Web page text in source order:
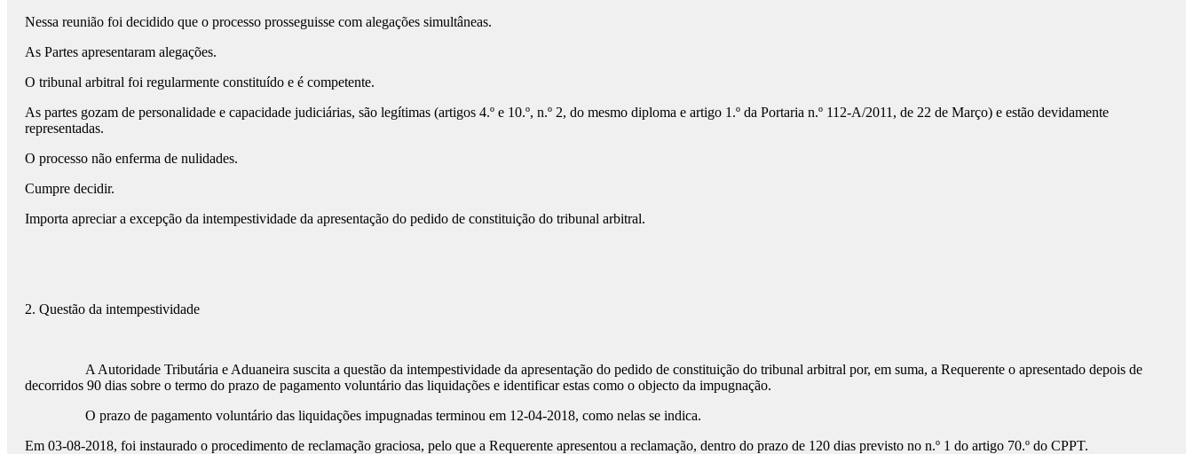
Nessa reunião foi decidido que o processo prosseguisse com alegações simultâneas.
As Partes apresentaram alegações.
O tribunal arbitral foi regularmente constituído e é competente.
As partes gozam de personalidade e capacidade judiciárias, são legítimas (artigos 4.º e 10.º, n.º 2, do mesmo diploma e artigo 1.º da Portaria n.º 112-A/2011, de 22 de Março) e estão devidamente
representadas.
O processo não enferma de nulidades.
Cumpre decidir.
Importa apreciar a excepção da intempestividade da apresentação do pedido de constituição do tribunal arbitral.
2. Questão da intempestividade
A Autoridade Tributária e Aduaneira suscita a questão da intempestividade da apresentação do pedido de constituição do tribunal arbitral por, em suma, a Requerente o apresentado depois de
decorridos 90 dias sobre o termo do prazo de pagamento voluntário das liquidações e identificar estas como o objecto da impugnação.
O prazo de pagamento voluntário das liquidações impugnadas terminou em 12-04-2018, como nelas se indica.
Em 03-08-2018, foi instaurado o procedimento de reclamação graciosa, pelo que a Requerente apresentou a reclamação, dentro do prazo de 120 dias previsto no n.º 1 do artigo 70.º do CPPT.